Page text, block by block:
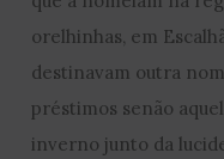
orelhinhas, em
destinavam outra
préstimos senão
inverno junto da